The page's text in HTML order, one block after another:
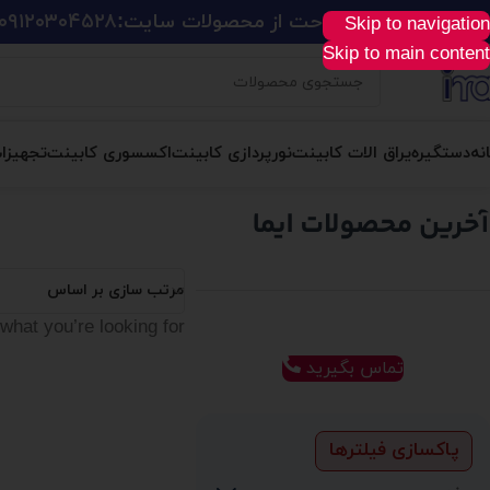
Skip to navigation
Skip to main content
آسان، سریع و راحت از محصولات سایت:۰۹۱۲۰۳۰۴۵۲۸
دستگیرهیراق الات کابینتنورپردازی کابینتاکسسوری کابینت
تماس بگیرید
پاکسازی فیلترها
مرتب سازی بر اساس
you’re looking for.